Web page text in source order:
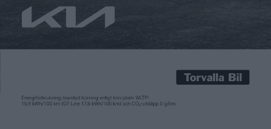
kompakt konstruktion, helg effekt och högt vridmoment
lämpar de sig väl för eldrivna prestanda bilar och 2021 köptes
Brittiska Yasa har specialiserat sig på så kallade